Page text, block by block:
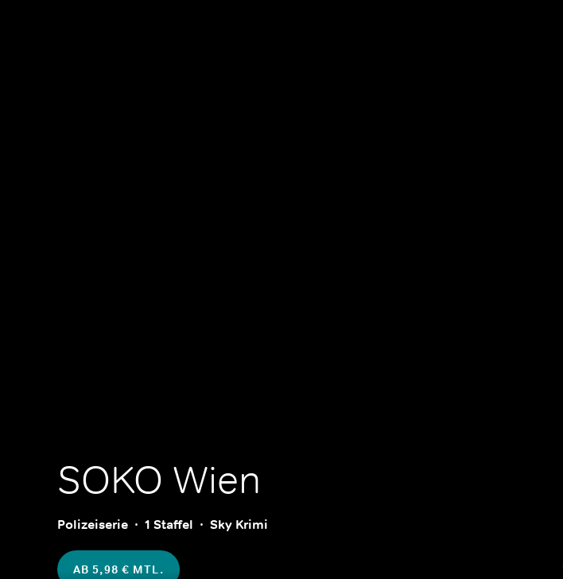
SOKO Wien
Polizeiserie 1 Staffel Sky Krimi
AB 5,98 € MTL.